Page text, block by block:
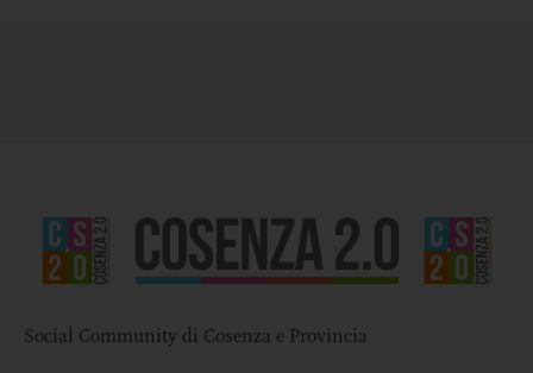
Social Community di Cosenza e Provincia